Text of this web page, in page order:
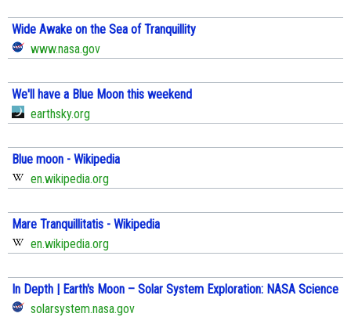
Wide Awake on the Sea of Tranquillity
www.nasa.gov
We'll have a Blue Moon this weekend
earthsky.org
Blue moon - Wikipedia
en.wikipedia.org
Mare Tranquillitatis - Wikipedia
en.wikipedia.org
In Depth | Earth's Moon – Solar System Exploration: NASA Science
solarsystem.nasa.gov